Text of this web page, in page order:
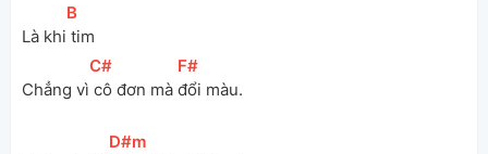
Là khi
[B
tim
Chẳng vì
[
C#
cô đơn mà
[F#
đổi màu.
[D#m